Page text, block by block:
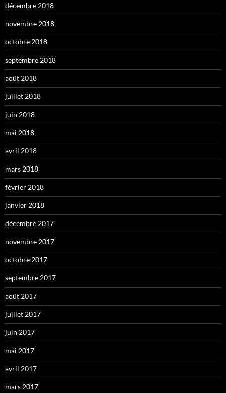
décembre 2018
novembre 2018
octobre 2018
septembre 2018
août 2018
juillet 2018
juin 2018
mai 2018
avril 2018
mars 2018
février 2018
janvier 2018
décembre 2017
novembre 2017
octobre 2017
septembre 2017
août 2017
juillet 2017
juin 2017
mai 2017
avril 2017
mars 2017